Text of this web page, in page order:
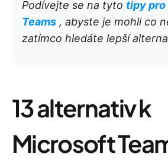
Podívejte se na tyto tipy
Teams , abyste je mohli co
zatímco hledáte lepší
13 alternativ k
Microsoft